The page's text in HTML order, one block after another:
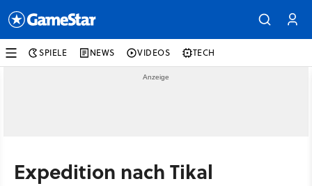
SPIELE NEWS VIDEOS TECH
Expedition nach Tikal